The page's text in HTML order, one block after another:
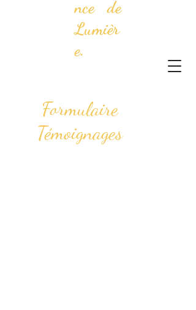
nce de
Lumièr
e.
Formulaire
Témoignages